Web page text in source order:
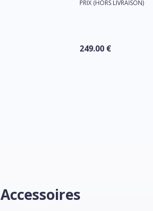
PRIX (HORS LIVRAISON)
249.00 €
Accessoires